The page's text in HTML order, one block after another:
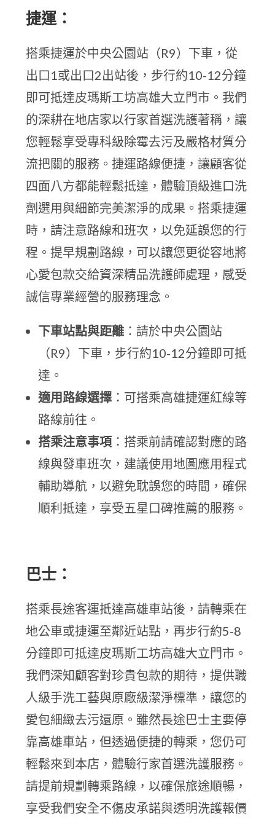
捷運：
搭乘捷運於中央公園站（R9）下車，從
出口1或出口2出站後，步行約10-12分鐘
即可抵達皮瑪斯工坊高雄大立門市。我們
的深耕在地店家以行家首選洗護著稱，讓
您輕鬆享受專科級除霉去污及嚴格材質分
流把關的服務。捷運路線便捷，讓顧客從
四面八方都能輕鬆抵達，體驗頂級進口洗
劑選用與細節完美潔淨的成果。搭乘捷運
時，請注意路線和班次，以免延誤您的行
程。提早規劃路線，可以讓您更從容地將
心愛包款交給資深精品洗護師處理，感受
誠信專業經營的服務理念。
下車站點與距離 ：請於中央公園站
（R9）下車，步行約10-12分鐘即可抵
達。
適用路線選擇 ：可搭乘高雄捷運紅線等
路線前往。
搭乘注意事項 ：搭乘前請確認對應的路
線與發車班次，建議使用地圖應用程式
輔助導航，以避免耽誤您的時間，確保
順利抵達，享受五星口碑推薦的服務。
巴士：
搭乘長途客運抵達高雄車站後，請轉乘在
地公車或捷運至鄰近站點，再步行約5-8
分鐘即可抵達皮瑪斯工坊高雄大立門市。
我們深知顧客對珍貴包款的期待，提供職
人級手洗工藝與原廠級潔淨標準，讓您的
愛包細緻去污還原。雖然長途巴士主要停
靠高雄車站，但透過便捷的轉乘，您仍可
輕鬆來到本店，體驗行家首選洗護服務。
請提前規劃轉乘路線，以確保旅途順暢，
享受我們安全不傷皮承諾與透明洗護報價